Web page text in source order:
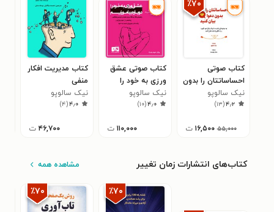
٪۷۰
کتاب صوتی
احساساتتان را بدون
دعوا بیان کنید
نیک سالوپو
۴٫۲(۱۳)
۵۵,۰۰۰ ۱۶,۵۰۰ ت
کتاب صوتی عشق
ورزی به خود را
دوباره بیاموزیم
نیک سالوپو
۴٫۰(۱۰)
۱۱۰,۰۰۰ ت
کتاب مدیریت افکار
منفی
نیک سالوپو
۴٫۰(۴)
۴۶,۷۰۰ ت
کتاب‌های انتشارات زمان تغییر مشاهده همه
٪۷۰ ٪۷۰